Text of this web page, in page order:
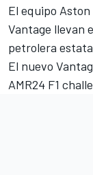
El equipo
Vantage llevan
petrolera
El nuevo
AMR24 F1